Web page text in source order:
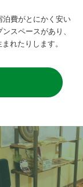
泊費がとにかく安い
スペースがあり、
れたりします。